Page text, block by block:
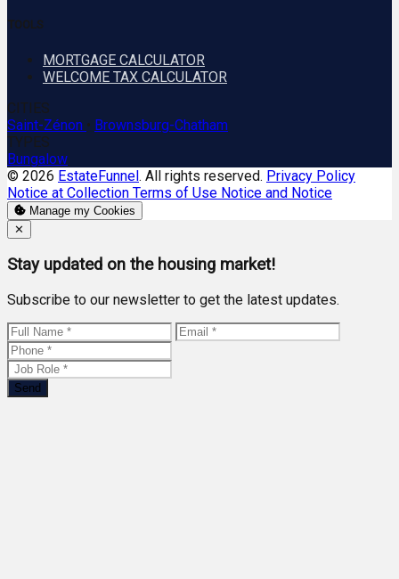
TOOLS
MORTGAGE CALCULATOR
WELCOME TAX CALCULATOR
CITIES
Saint-Zénon • Brownsburg-Chatham
TYPES
Bungalow
© 2026 EstateFunnel. All rights reserved. Privacy Policy
Notice at Collection Terms of Use Notice and Notice
Manage my Cookies
Close
✕
Stay updated on the housing market!
Subscribe to our newsletter to get the latest updates.
Send